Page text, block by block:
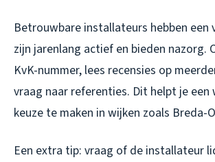
Betrouwbare installateurs hebben een
zijn jarenlang actief en bieden nazorg.
KvK-nummer, lees recensies op
vraag naar referenties. Dit helpt je een
keuze te maken in wijken zoals Breda-
Een extra tip: vraag of de installateur